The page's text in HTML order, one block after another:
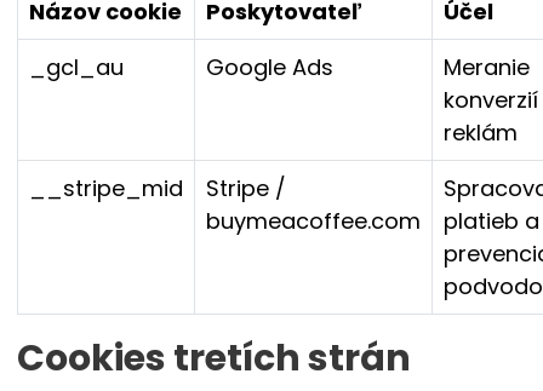
Názov cookie Poskytovateľ
Účel
_gcl_au
Google Ads
Meranie
konverzií
reklám
__stripe_mid
Stripe /
buymeacoffee.com
platieb a
Cookies tretích strán